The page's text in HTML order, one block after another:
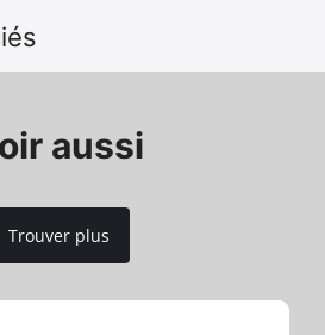
aussi
Trouver plus